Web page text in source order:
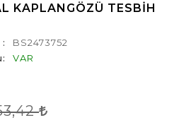
KAPLANGÖZÜ TESBIH
BS2473752
VAR